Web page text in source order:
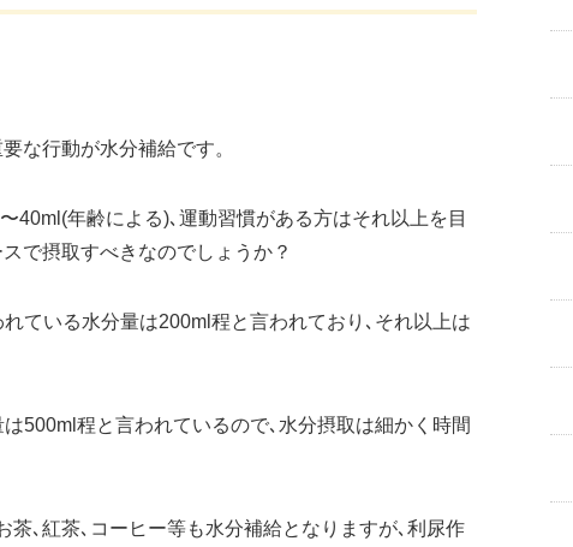
な行動が水分補給です。
40ml(年齢による)､運動習慣がある方はそれ以上を目
で摂取すべきなのでしょうか？
ている水分量は200ml程と言われており､それ以上は
500ml程と言われているので､水分摂取は細かく時間
､紅茶､コーヒー等も水分補給となりますが､利尿作